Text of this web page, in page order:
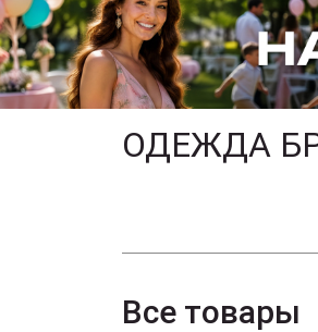
ОДЕЖДА
Все товары